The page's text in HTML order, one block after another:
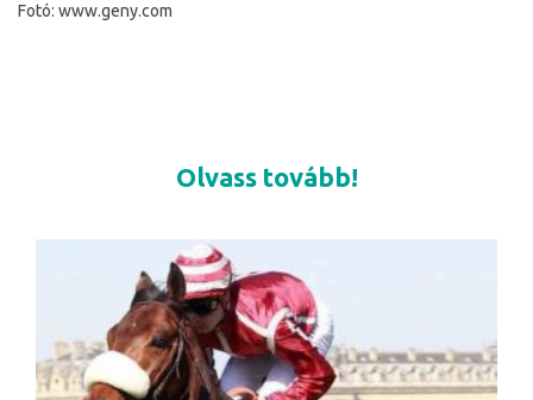
Fotó: www.geny.com
Olvass tovább!